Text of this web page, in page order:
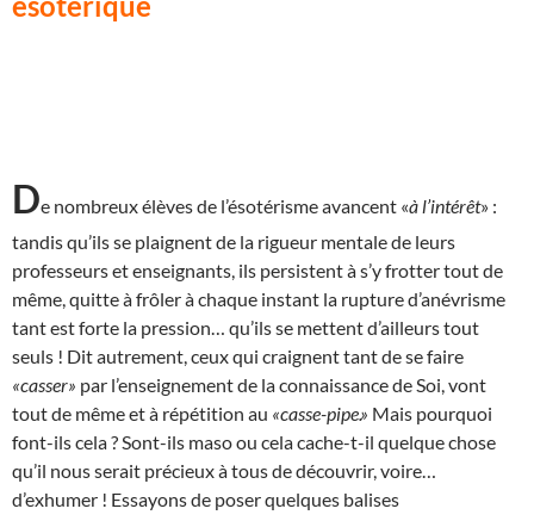
De nombreux élèves de l’ésotérisme avancent «à l’intérêt» :
tandis qu’ils se plaignent de la rigueur mentale de leurs
professeurs et enseignants, ils persistent à s’y frotter tout de
même, quitte à frôler à chaque instant la rupture d’anévrisme
tant est forte la pression… qu’ils se mettent d’ailleurs tout
seuls ! Dit autrement, ceux qui craignent tant de se faire
«casser» par l’enseignement de la connaissance de Soi, vont
tout de même et à répétition au «casse-pipe.» Mais pourquoi
font-ils cela ? Sont-ils maso ou cela cache-t-il quelque chose
qu’il nous serait précieux à tous de découvrir, voire…
d’exhumer ! Essayons de poser quelques balises